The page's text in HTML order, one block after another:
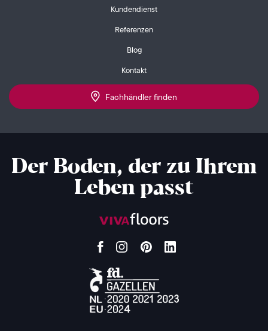
Kundendienst
Referenzen
Blog
Kontakt
Fachhändler finden
Der Boden, der zu Ihrem
Leben passt